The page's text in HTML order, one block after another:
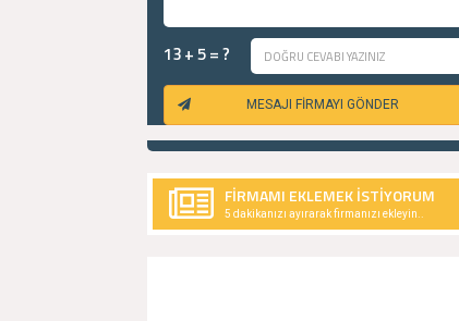
13 + 5 = ?
MESAJI FİRMAYI GÖNDER
FİRMAMI EKLEMEK İSTİYORUM
5 dakikanızı ayırarak firmanızı ekleyin..